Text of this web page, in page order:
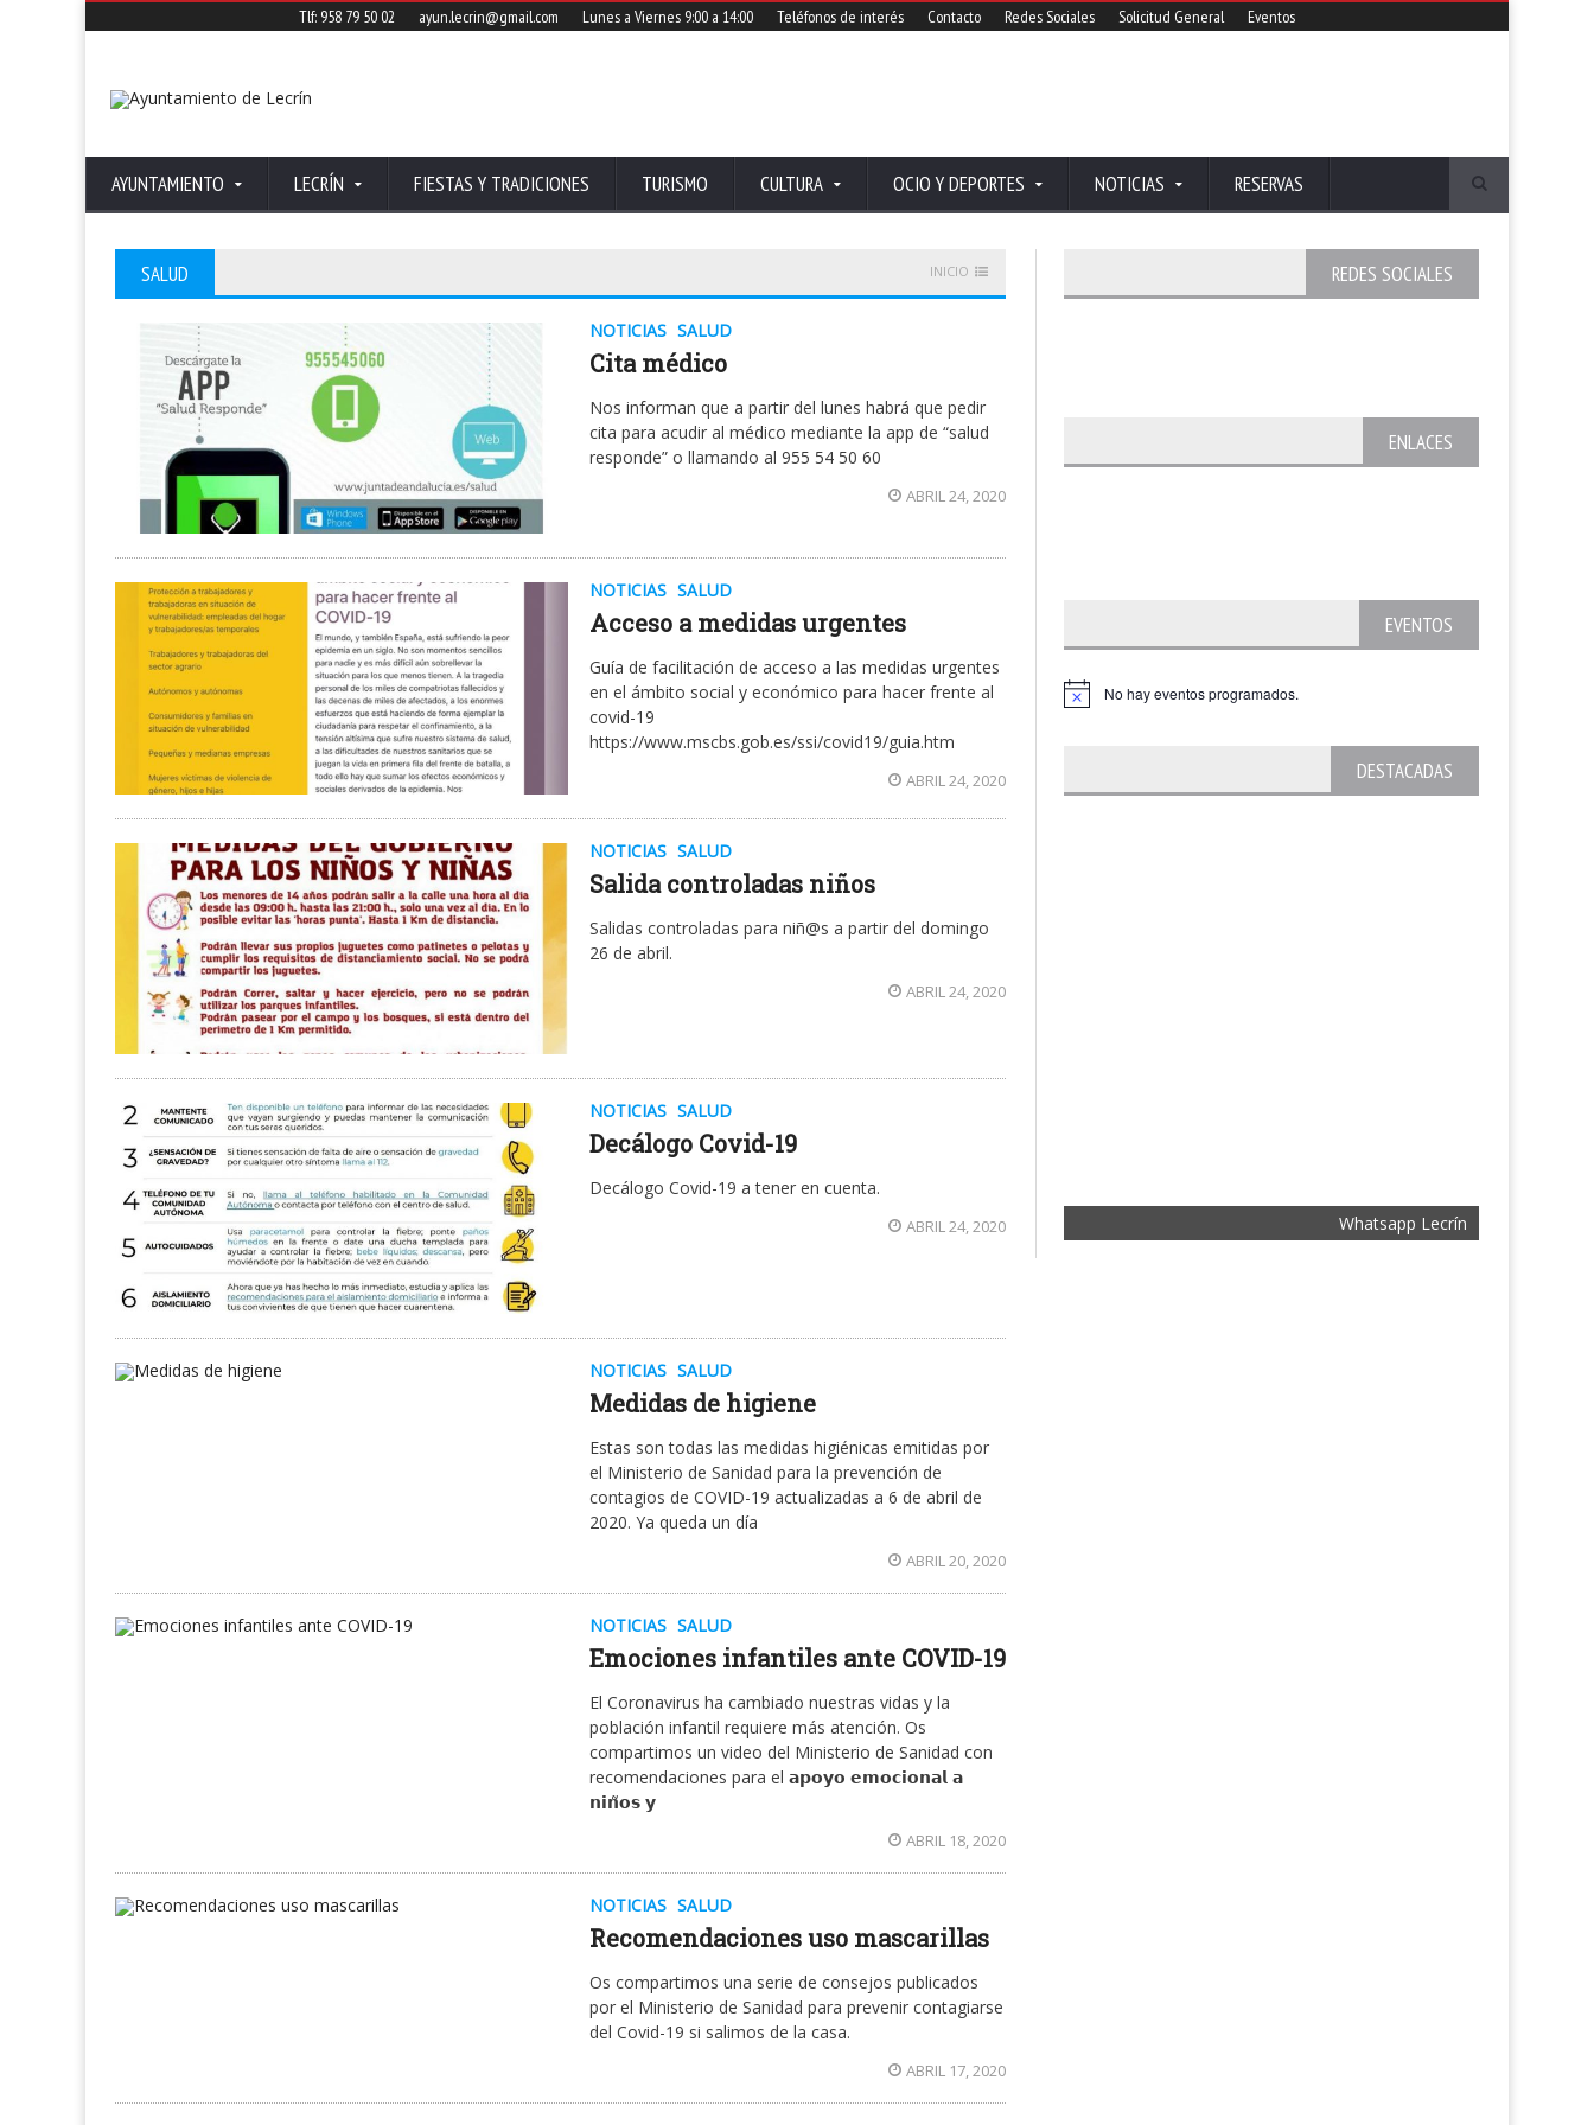
Tlf: 958 79 50 02 ayun.lecrin@gmail.com Lunes a Viernes 9:00 a 14:00 Teléfonos de interés Contacto Redes Sociales Solicitud General Eventos
AYUNTAMIENTO LECRÍN FIESTAS Y TRADICIONES TURISMO CULTURA OCIO Y DEPORTES NOTICIAS RESERVAS
SALUD INICIO
NOTICIAS SALUD
Cita médico
Nos informan que a partir del lunes habrá que pedir
cita para acudir al médico mediante la app de “salud
responde” o llamando al 955 54 50 60
ABRIL 24, 2020
NOTICIAS SALUD
Acceso a medidas urgentes
Guía de facilitación de acceso a las medidas urgentes
en el ámbito social y económico para hacer frente al
covid-19
https://www.mscbs.gob.es/ssi/covid19/guia.htm
ABRIL 24, 2020
NOTICIAS SALUD
Salida controladas niños
Salidas controladas para niñ@s a partir del domingo
26 de abril.
ABRIL 24, 2020
NOTICIAS SALUD
Decálogo Covid-19
Decálogo Covid-19 a tener en cuenta.
ABRIL 24, 2020
NOTICIAS SALUD
Medidas de higiene
Estas son todas las medidas higiénicas emitidas por
el Ministerio de Sanidad para la prevención de
contagios de COVID-19 actualizadas a 6 de abril de
2020. Ya queda un día
ABRIL 20, 2020
NOTICIAS SALUD
Emociones infantiles ante COVID-19
El Coronavirus ha cambiado nuestras vidas y la
población infantil requiere más atención. Os
compartimos un video del Ministerio de Sanidad con
recomendaciones para el 𝗮𝗽𝗼𝘆𝗼 𝗲𝗺𝗼𝗰𝗶𝗼𝗻𝗮𝗹 𝗮
𝗻𝗶𝗻̃𝗼𝘀 𝘆
ABRIL 18, 2020
NOTICIAS SALUD
Recomendaciones uso mascarillas
Os compartimos una serie de consejos publicados
por el Ministerio de Sanidad para prevenir contagiarse
del Covid-19 si salimos de la casa.
ABRIL 17, 2020
REDES SOCIALES
ENLACES
EVENTOS
No hay eventos programados.
DESTACADAS
Whatsapp Lecrín